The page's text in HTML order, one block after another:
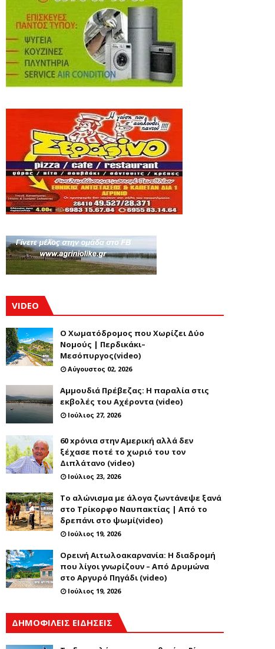
VIDEO
Ο Χωματόδρομος που Χωρίζει Δύο
Νομούς | Περδικάκι–
Μεσόπυργος(video)
Αύγουστος 02, 2026
Αμμουδιά Πρέβεζας: Η παραλία στις
εκβολές του Αχέροντα (video)
Ιούλιος 27, 2026
60 xρόνια στην Αμερική αλλά δεν
ξέχασε ποτέ το χωριό του τον
Διπλάτανο (video)
Ιούλιος 23, 2026
Το αλώνισμα με άλογα ζωντάνεψε ξανά
στο Τρίκορφο Ναυπακτίας | Από το
δρεπάνι στο ψωμί(video)
Ιούλιος 19, 2026
Ορεινή Αιτωλοακαρνανία: Η διαδρομή
που λίγοι γνωρίζουν – Από Δρυμώνα
στο Αργυρό Πηγάδι (video)
Ιούλιος 19, 2026
ΔΗΜΟΦΙΛΕΙΣ ΕΙΔΗΣΕΙΣ